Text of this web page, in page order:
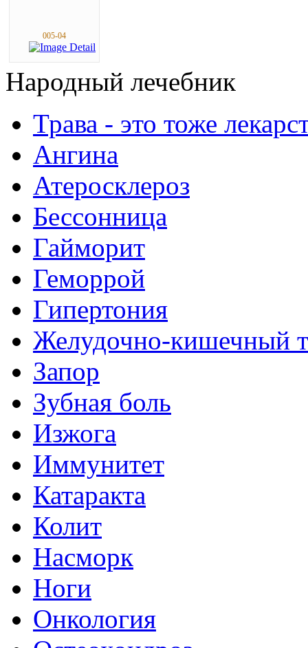
005-04
Народный лечебник
Трава - это тоже
Ангина
Атеросклероз
Бессонница
Гайморит
Геморрой
Гипертония
Желудочно-кишечный
Запор
Зубная боль
Изжога
Иммунитет
Катаракта
Колит
Насморк
Ноги
Онкология